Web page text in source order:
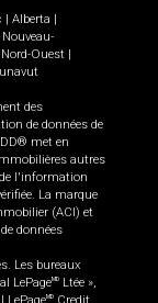
| Alberta |
Nouveau-
Ouest |
des
de données de
met en
autres
l'information
La marque
(ACI) et
données
Les bureaux
LePageMD
Ltée »,
LePageMD
Credit